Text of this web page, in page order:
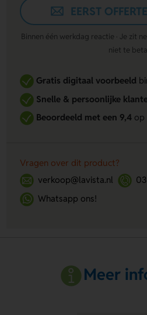
EERST
Binnen één werkdag reactie · Je zit
niet te
Gratis digitaal voorbeeld
Snelle & persoonlijke
Beoordeeld met een 9,4op
Vragen over dit product?
verkoop@lavista.nl
Whatsapp ons!
Meer